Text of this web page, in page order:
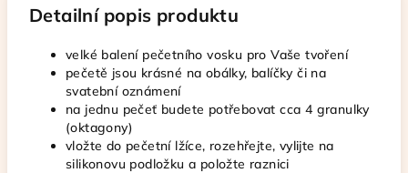
Detailní popis produktu
velké balení pečetního vosku pro Vaše tvoření
pečetě jsou krásné na obálky, balíčky či na
svatební oznámení
na jednu pečeť budete potřebovat cca 4 granulky
(oktagony)
vložte do pečetní lžíce, rozehřejte, vylijte na
silikonovu podložku a položte raznici